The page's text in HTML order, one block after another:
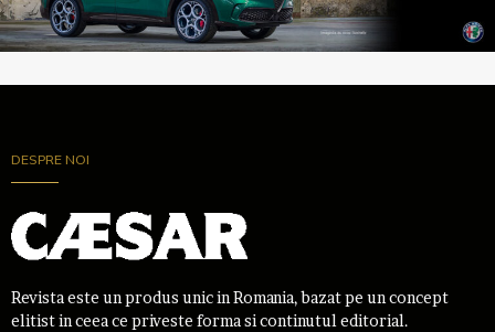
DESPRE NOI
Revista este un produs unic in Romania, bazat pe un concept
elitist in ceea ce priveste forma si continutul editorial.